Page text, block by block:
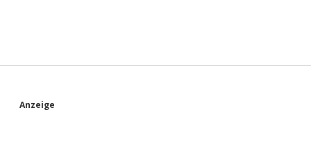
S
Anzeige